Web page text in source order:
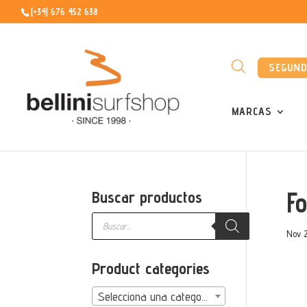
[+34] 676 452 638
MARCAS
Nov
Buscar productos
Búsqueda
productos
Product categories
Selecciona una categoría